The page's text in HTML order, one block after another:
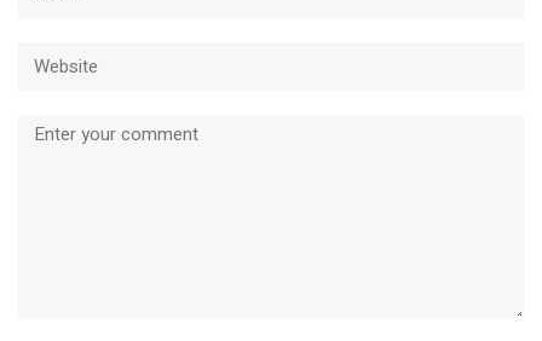
Comment